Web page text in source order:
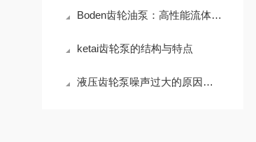
Boden齿轮油泵：高性能流体传输的优选方案
ketai齿轮泵的结构与特点
液压齿轮泵噪声过大的原因有哪些？